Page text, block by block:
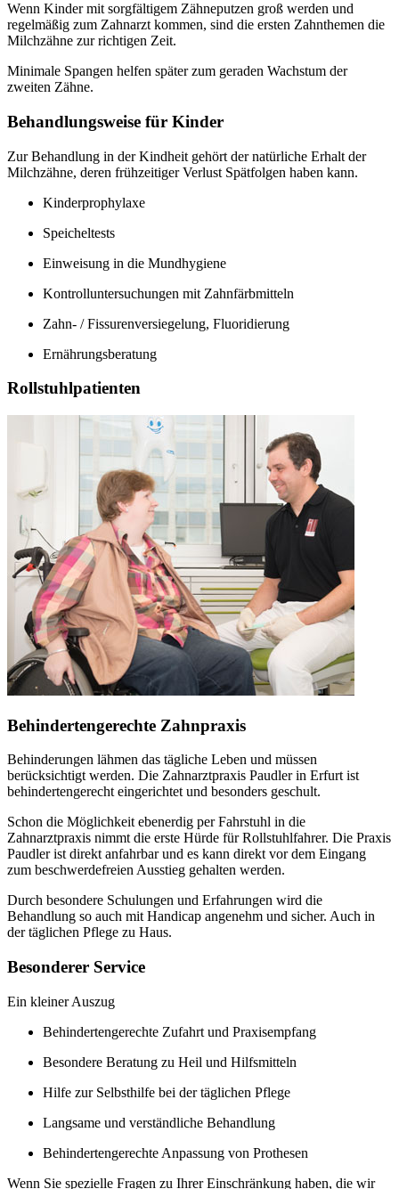
Wenn Kinder mit sorgfältigem Zähneputzen groß werden und
regelmäßig zum Zahnarzt kommen, sind die ersten Zahnthemen die
Milchzähne zur richtigen Zeit.
Minimale Spangen helfen später zum geraden Wachstum der
zweiten Zähne.
Behandlungsweise für Kinder
Zur Behandlung in der Kindheit gehört der natürliche Erhalt der
Milchzähne, deren frühzeitiger Verlust Spätfolgen haben kann.
Kinderprophylaxe
Speicheltests
Einweisung in die Mundhygiene
Kontrolluntersuchungen mit Zahnfärbmitteln
Zahn- / Fissurenversiegelung, Fluoridierung
Ernährungsberatung
Rollstuhlpatienten
Behindertengerechte Zahnpraxis
Behinderungen lähmen das tägliche Leben und müssen
berücksichtigt werden. Die Zahnarztpraxis Paudler in Erfurt ist
behindertengerecht eingerichtet und besonders geschult.
Schon die Möglichkeit ebenerdig per Fahrstuhl in die
Zahnarztpraxis nimmt die erste Hürde für Rollstuhlfahrer. Die Praxis
Paudler ist direkt anfahrbar und es kann direkt vor dem Eingang
zum beschwerdefreien Ausstieg gehalten werden.
Durch besondere Schulungen und Erfahrungen wird die
Behandlung so auch mit Handicap angenehm und sicher. Auch in
der täglichen Pflege zu Haus.
Besonderer Service
Ein kleiner Auszug
Behindertengerechte Zufahrt und Praxisempfang
Besondere Beratung zu Heil und Hilfsmitteln
Hilfe zur Selbsthilfe bei der täglichen Pflege
Langsame und verständliche Behandlung
Behindertengerechte Anpassung von Prothesen
Wenn Sie spezielle Fragen zu Ihrer Einschränkung haben, die wir